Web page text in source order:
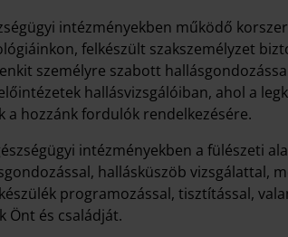
intézményekben működő
felkészült szakszemélyzet
személyre szabott
hallásvizsgálóiban, ahol a
a hozzánk fordulók rendelkezésére.
intézményekben a fülészeti
hallásküszöb vizsgálattal,
programozással, tisztítással,
Önt és családját.